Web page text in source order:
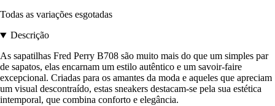
Todas as variações esgotadas
Descrição
As sapatilhas Fred Perry B708 são muito mais do que um simples par
de sapatos, elas encarnam um estilo autêntico e um savoir-faire
excepcional. Criadas para os amantes da moda e aqueles que apreciam
um visual descontraído, estas sneakers destacam-se pela sua estética
intemporal, que combina conforto e elegância.